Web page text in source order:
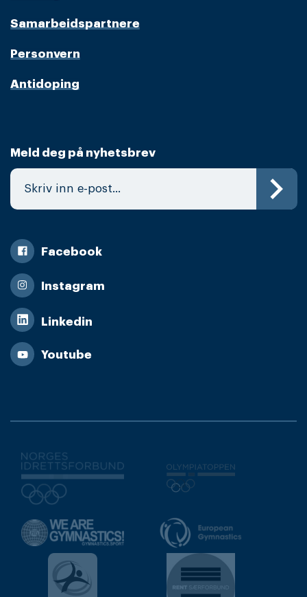
Samarbeidspartnere
Personvern
Antidoping
Meld deg på nyhetsbrev
Facebook
Instagram
Linkedin
Youtube